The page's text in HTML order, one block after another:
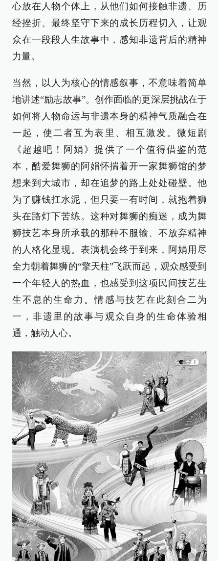
心放在人物个体上，从他们如何接触非遗、历
经挫折、最终坚守下来的成长历程切入，让观
众在一段段人生故事中，感知非遗背后的精神
力量。
当然，以人为核心的情感叙事，不意味着简单
地讲述“励志故事”。创作面临的更深层挑战在于
如何将人物命运与非遗本身的精神气质融合在
一起，使二者互为表里、相互激发。微短剧
《超越吧！阿娟》提供了一个值得借鉴的范
本，酷爱舞狮的阿娟怀揣着开一家舞狮馆的梦
想来到大城市，却在追梦的路上处处碰壁。他
为了赚钱扛水泥，但只要一有时间，就抱着狮
头在路灯下苦练。这种对舞狮的痴迷，成为舞
狮技艺本身所承载的那种不服输、不放弃精神
的人格化显现。表演机会终于到来，阿娟用尽
全力朝着舞狮的“擎天柱”飞跃而起，观众感受到
一个年轻人的热血，也感受到这项民间技艺生
生不息的生命力。情感与技艺在此刻合二为
一，非遗里的故事与观众自身的生命体验相
通，触动人心。